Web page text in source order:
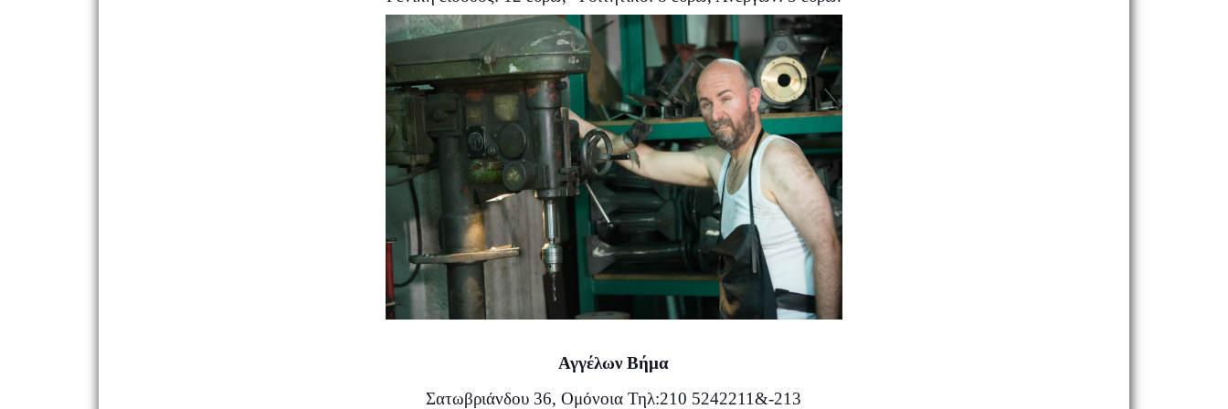
Αγγέλων Βήμα
Σατωβριάνδου 36, Ομόνοια Τηλ:210 5242211&-213